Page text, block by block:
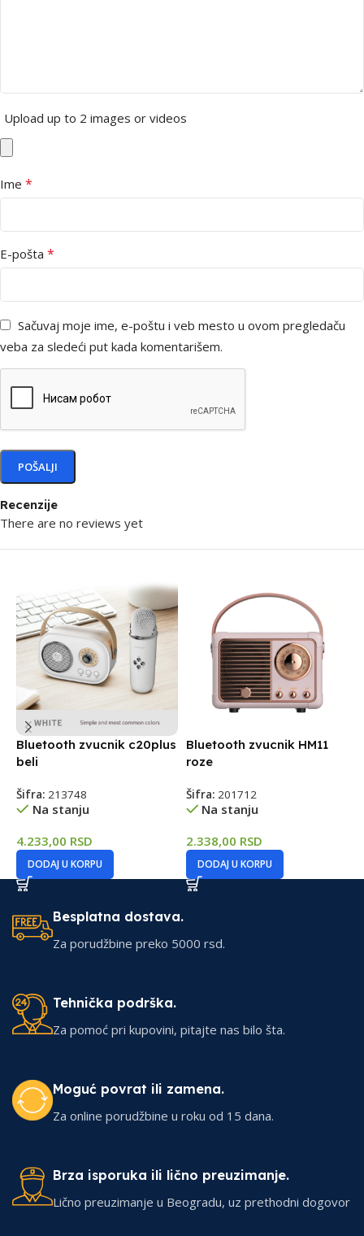
Recenzije
There are no reviews yet
Upload up to 2 images or videos
Ime *
E-pošta *
Sačuvaj moje ime, e-poštu i veb mesto u ovom pregledaču
veba za sledeći put kada komentarišem.
Bluetooth zvucnik c20plus
beli
Šifra: 213748
Na stanju
4.233,00 RSD
DODAJ U KORPU
Bluetooth zvucnik HM11
roze
Šifra: 201712
Na stanju
2.338,00 RSD
DODAJ U KORPU
Besplatna dostava.
Za porudžbine preko 5000 rsd.
Tehnička podrška.
Za pomoć pri kupovini, pitajte nas bilo šta.
Moguć povrat ili zamena.
Za online porudžbine u roku od 15 dana.
Brza isporuka ili lično preuzimanje.
Lično preuzimanje u Beogradu, uz prethodni dogovor